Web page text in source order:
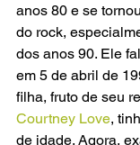
anos 80 e se
do rock,
dos anos 90. Ele
em 5 de abril de
filha, fruto de seu
Courtney Love,
de idade. Agora,